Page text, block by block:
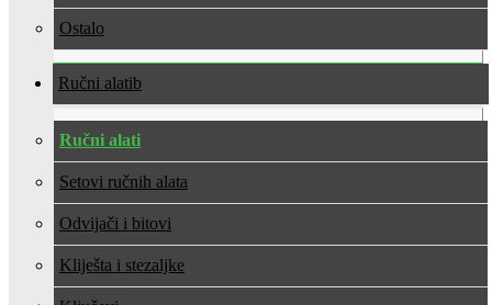
Ostalo
Ručni alati
Ručni alati
Setovi ručnih alata
Odvijači i bitovi
Kliješta i stezaljke